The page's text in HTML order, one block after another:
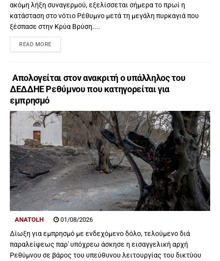
ακόμη λήξη συναγερμού, εξελίσσεται σήμερα το πρωί η
κατάσταση στο νότιο Ρέθυμνο μετά τη μεγάλη πυρκαγιά που
ξέσπασε στην Κρύα Βρύση....
READ MORE
Απολογείται στον ανακριτή ο υπάλληλος του
ΔΕΔΔΗΕ Ρεθύμνου που κατηγορείται για
εμπρησμό
ANATOLH 01/08/2026
Δίωξη για εμπρησμό με ενδεχόμενο δόλο, τελούμενο διά
παραλείψεως παρ' υπόχρεω άσκησε η εισαγγελική αρχή
Ρεθύμνου σε βάρος του υπεύθυνου λειτουργίας του δικτύου